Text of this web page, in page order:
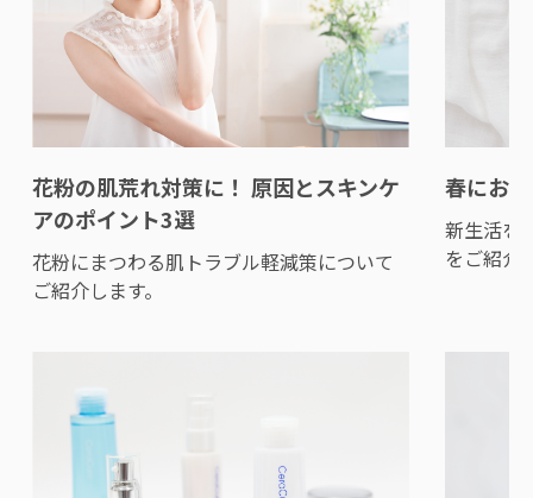
花粉の肌荒れ対策に！ 原因とスキンケ
アのポイント3選
花粉にまつわる肌トラブル軽減策について
ご紹介します。
春にお
新生活を
をご紹介